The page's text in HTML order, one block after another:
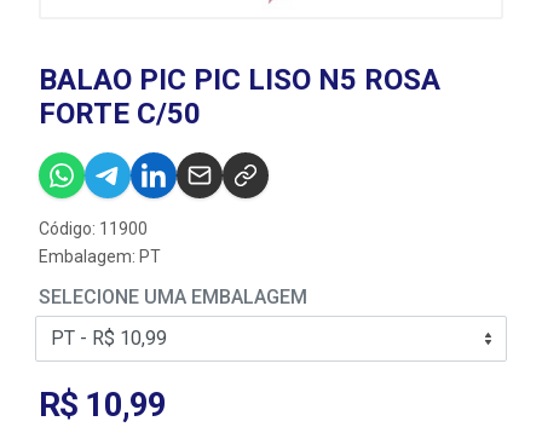
BALAO PIC PIC LISO N5 ROSA
FORTE C/50
Código: 11900
Embalagem: PT
SELECIONE UMA EMBALAGEM
R$ 10,99